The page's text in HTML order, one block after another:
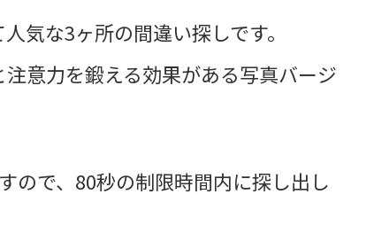
気な3ヶ所の間違い探しです。
意力を鍛える効果がある写真バージ
ので、80秒の制限時間内に探し出し